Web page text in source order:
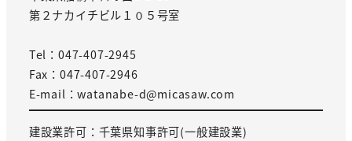
第２ナカイチビル１０５号室
Tel：047-407-2945
Fax：047-407-2946
E-mail：watanabe-d@micasaw.com
建設業許可：千葉県知事許可(一般建設業)